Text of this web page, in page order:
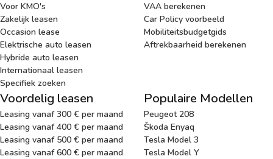
Voor KMO's
Zakelijk leasen
Occasion lease
Elektrische auto leasen
Hybride auto leasen
Internationaal leasen
Specifiek zoeken
VAA berekenen
Car Policy voorbeeld
Mobiliteitsbudgetgids
Aftrekbaarheid berekenen
Voordelig leasen
Leasing vanaf 300 € per maand
Leasing vanaf 400 € per maand
Leasing vanaf 500 € per maand
Leasing vanaf 600 € per maand
Populaire Modellen
Peugeot 208
Škoda Enyaq
Tesla Model 3
Tesla Model Y